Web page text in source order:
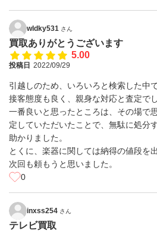
wldky531 さん
買取ありがとうございます
5.00
投稿日 2022/09/29
引越しのため、いろいろと検索した中
接客態度も良く、親身な対応と査定で
一番良いと思ったところは、その場で
定していただいたことで、無駄に処分
助かりました。
とくに、楽器に関しては納得の値段を
次回も頼もうと思いました。
0
inxss254 さん
テレビ買取